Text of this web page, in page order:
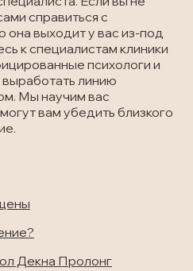
справиться с
она выходит у вас из-под
к специалистам клиники
психологи и
линию
Мы научим вас
вам убедить близкого
Декна Пролонг